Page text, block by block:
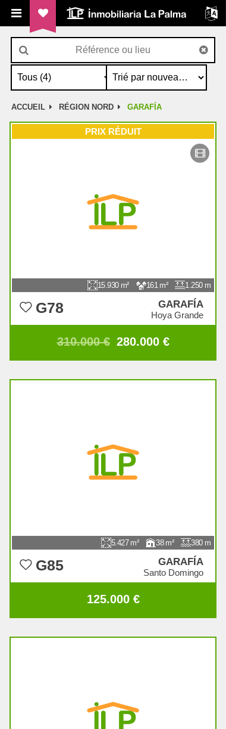
ILP Inmobiliaria La Palma
ACCUEIL RÉGION NORD GARAFÍA
15.930 161 1.250
G78 GARAFÍA
Hoya Grande
310.000 € 280.000 €
PRIX RÉDUIT
5.427 38 380
G85 GARAFÍA
Santo Domingo
125.000 €